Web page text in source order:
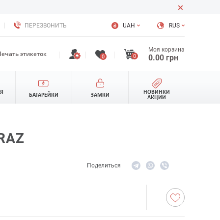
ПЕРЕЗВОНИТЬ UAH RUS
0 0
Моя корзина
0.00 грн
этикеток
БАТАРЕЙКИ ЗАМКИ
НОВИНКИ
АКЦИИ
Поделиться